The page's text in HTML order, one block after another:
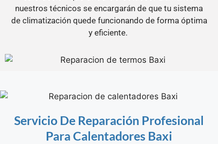
nuestros técnicos se encargarán de que tu sistema
de climatización quede funcionando de forma óptima
y eficiente.
Servicio De Reparación Profesional
Para Calentadores Baxi